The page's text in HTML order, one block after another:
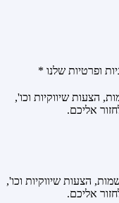
ופרטיות שלנו *
הצעות שיווקיות וכו',
אליכם.
הצעות שיווקיות וכו',
אליכם.